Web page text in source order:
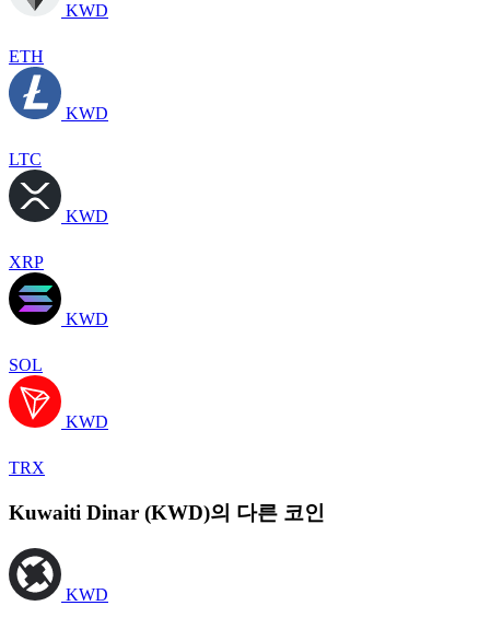
KWD
ETH
KWD
LTC
KWD
XRP
KWD
SOL
KWD
TRX
Kuwaiti Dinar (KWD)의 다른 코인
KWD